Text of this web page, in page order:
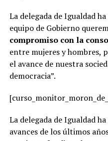
La delegada de Igualdad
equipo de Gobierno
compromiso con la
entre mujeres y hombres,
el avance de nuestra
democracia”.
La delegada de Igualdad
avances de los últimos